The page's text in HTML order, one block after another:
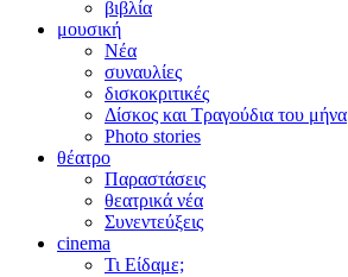
βιβλία
μουσική
Νέα
συναυλίες
δισκοκριτικές
Δίσκος και Τραγούδια του μήνα
Photo stories
θέατρο
Παραστάσεις
θεατρικά νέα
Συνεντεύξεις
cinema
Τι Είδαμε;